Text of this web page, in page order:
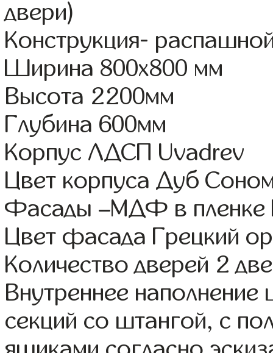
двери)
Конструкция-
Ширина 800x800 мм
Высота 2200мм
Глубина 600мм
Корпус ЛДСП Uvadrev
Цвет корпуса Дуб
Фасады –МДФ в пленке
Цвет фасада Грецкий
Количество дверей 2
Внутреннее
секций со штангой, с